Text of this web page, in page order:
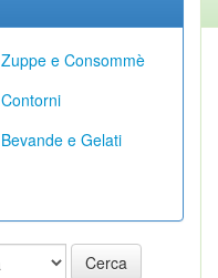
Zuppe e Consommè
Contorni
Bevande e Gelati
Cerca